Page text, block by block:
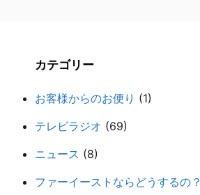
カテゴリー
お客様からのお便り (1)
テレビラジオ (69)
ニュース (8)
ファーイーストならどうするの？